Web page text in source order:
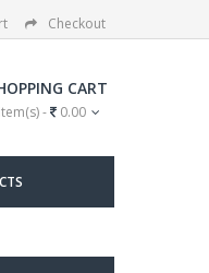
Checkout
CART
- 0.00